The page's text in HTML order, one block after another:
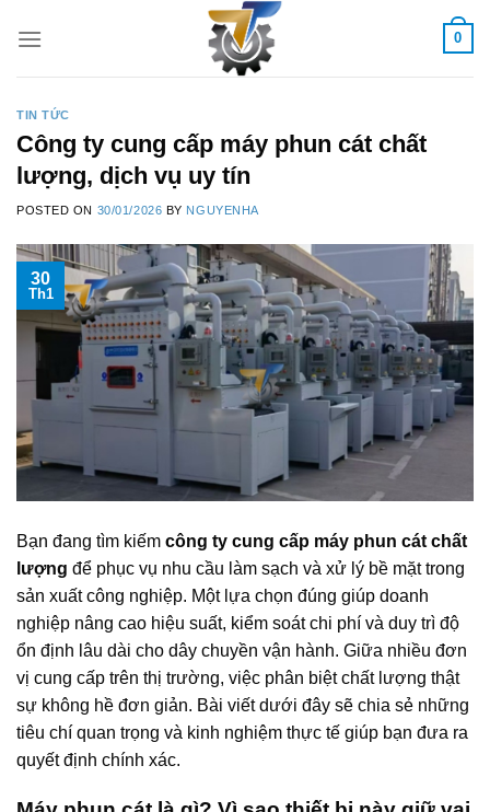
0
TIN TỨC
Công ty cung cấp máy phun cát chất
lượng, dịch vụ uy tín
POSTED ON 30/01/2026 BY NGUYENHA
30
Th1
Bạn đang tìm kiếm công ty cung cấp máy phun cát chất
lượng để phục vụ nhu cầu làm sạch và xử lý bề mặt trong
sản xuất công nghiệp. Một lựa chọn đúng giúp doanh
nghiệp nâng cao hiệu suất, kiểm soát chi phí và duy trì độ
ổn định lâu dài cho dây chuyền vận hành. Giữa nhiều đơn
vị cung cấp trên thị trường, việc phân biệt chất lượng thật
sự không hề đơn giản. Bài viết dưới đây sẽ chia sẻ những
tiêu chí quan trọng và kinh nghiệm thực tế giúp bạn đưa ra
quyết định chính xác.